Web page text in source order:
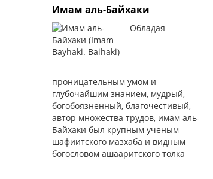
Имам аль-Байхаки
Обладая
проницательным умом и
глубочайшим знанием, мудрый,
богобоязненный, благочестивый,
автор множества трудов, имам аль-
Байхаки был крупным ученым
шафиитского мазхаба и видным
богословом ашааритского толка